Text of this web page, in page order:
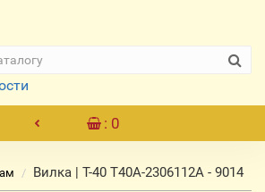
: 0
Вилка | Т-40 Т40А-2306112А - 9014